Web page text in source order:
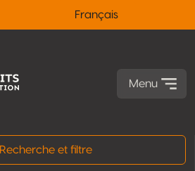
Français
Menu
Recherche et filtre